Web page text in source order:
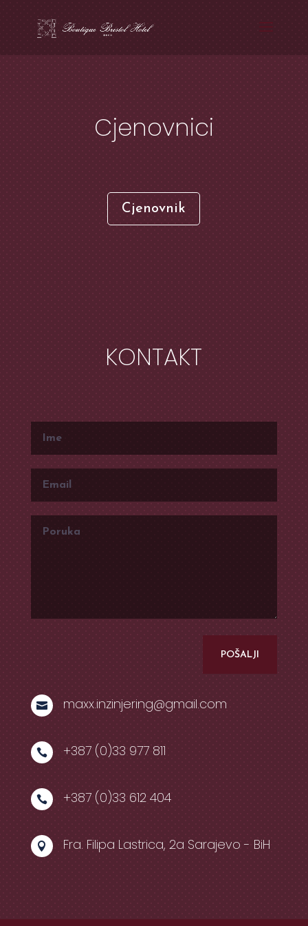
Cjenovnici
Cjenovnik
KONTAKT
POŠALJI
 maxx.inzinjering@gmail.com
 +387 (0)33 977 811
 +387 (0)33 612 404
 Fra. Filipa Lastrica, 2a Sarajevo - BiH